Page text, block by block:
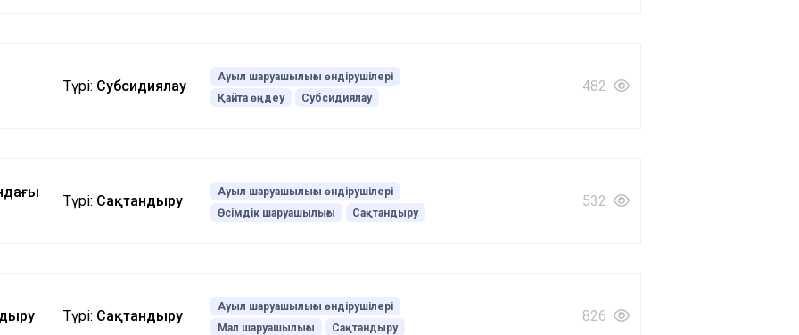
Түрі: Субсидиялау
Ауыл шаруашылығы өндірушілері
Қайта өңдеу
Субсидиялау
482
Түрі: Сақтандыру
Ауыл шаруашылығы өндірушілері
Өсімдік шаруашылығы
Сақтандыру
532
Түрі: Сақтандыру
Ауыл шаруашылығы өндірушілері
Мал шаруашылығы
Сақтандыру
826